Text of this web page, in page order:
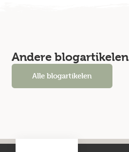
Andere blogartikelen
Alle blogartikelen